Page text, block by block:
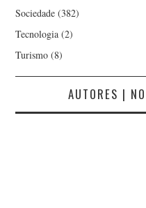
Sociedade (382)
Tecnologia (2)
Turismo (8)
AUTORES |